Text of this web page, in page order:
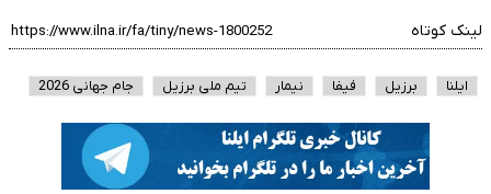
لینک کوتاه
ایلنا برزیل فیفا نیمار تیم ملی برزیل جام جهانی 2026